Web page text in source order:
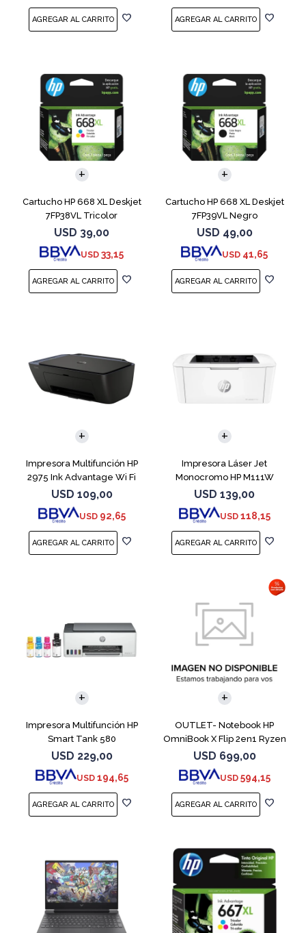
Cartucho HP 668 XL Deskjet
7FP38VL Tricolor
USD 39,00
USD 33,15
Cartucho HP 668 XL Deskjet
7FP39VL Negro
USD 49,00
USD 41,65
Impresora Multifunción HP
2975 Ink Advantage Wi Fi
USD 109,00
USD 92,65
Impresora Láser Jet
Monocromo HP M111W
USD 139,00
USD 118,15
Impresora Multifunción HP
Smart Tank 580
USD 229,00
USD 194,65
OUTLET- Notebook HP
OmniBook X Flip 2en1 Ryzen
5 512GB 8GB
USD 699,00
USD 594,15
COMPARAR